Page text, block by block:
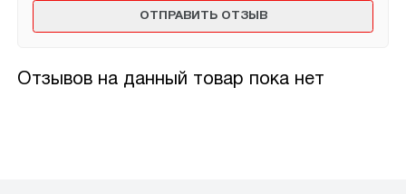
Отзывов на данный товар пока нет